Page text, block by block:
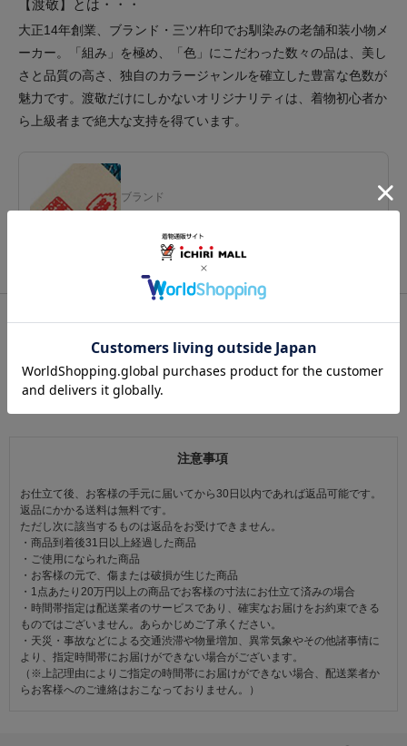
【渡敬】とは・・・
大正14年創業、ブランド・三ツ杵印でお馴染みの老舗和装小物メ
ーカー。「組み」を極め、「色」にこだわった数々の品は、美し
さと品質の高さ、独自のカラージャンルを確立した豊富な色数が
魅力です。渡敬だけにしかないオリジナリティは、着物初心者か
ら上級者まで絶大な支持を得ています。
ブランド
関連カテゴリ：帯小物/帯締（帯〆）/丸組
この商品を見た人は
こちらの商品も見ています
注意事項
お仕立て後、お客様の手元に届いてから30日以内であれば返品可能です。
返品にかかる送料は無料です。
ただし次に該当するものは返品をお受けできません。
・商品到着後31日以上経過した商品
・ご使用になられた商品
・お客様の元で、傷または破損が生じた商品
・1点あたり20万円以上の商品でお客様の寸法にお仕立て済みの場合
・時間帯指定は配送業者のサービスであり、確実なお届けをお約束できる
ものではございません。あらかじめご了承ください。
・天災・事故などによる交通渋滞や物量増加、異常気象やその他諸事情に
より、指定時間帯にお届けができない場合がございます。
（※上記理由によりご指定の時間帯にお届けができない場合、配送業者か
らお客様へのご連絡はおこなっておりません。）